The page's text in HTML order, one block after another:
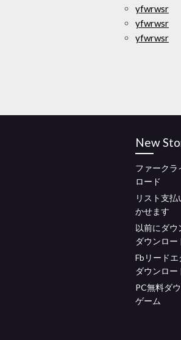
yfwrwsr
yfwrwsr
yfwrwsr
New
ファークラ
ロード
リスト支
かせます
以前にダ
ダウンロー
Fbリード
ダウンロー
PC無料ダ
ゲーム